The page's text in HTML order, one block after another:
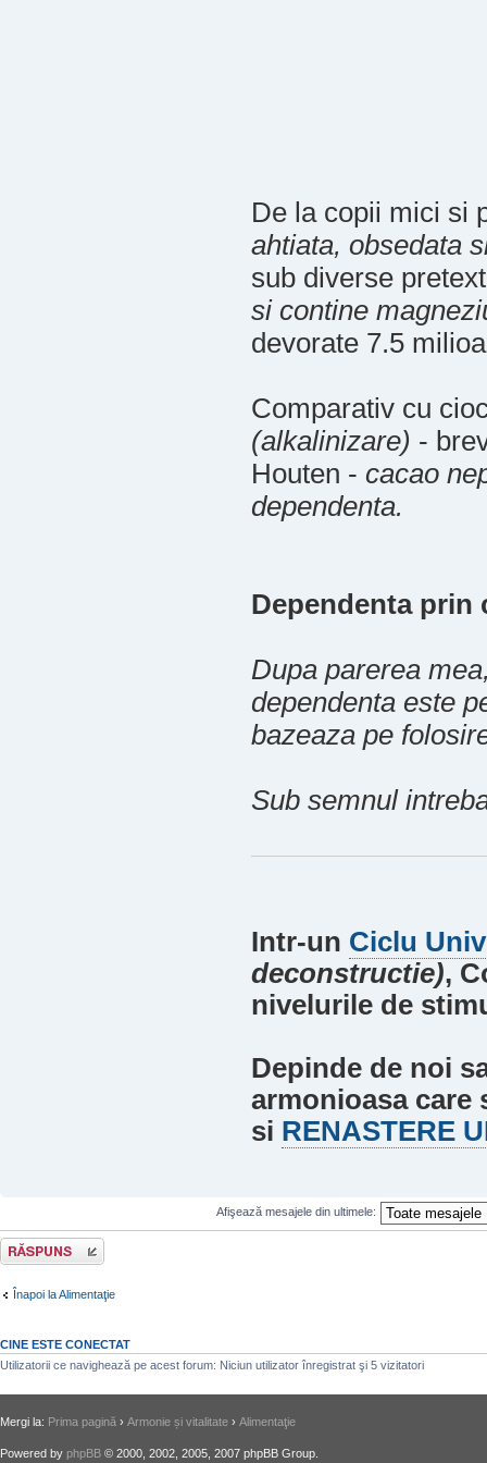
De la copii mici si
ahtiata, obsedata
sub diverse
si contine
devorate 7.5
Comparativ cu
(alkalinizare) -
Houten - cacao
dependenta.
Dependenta prin
Dupa parerea
dependenta este
bazeaza pe
Sub semnul
Intr-un Ciclu
deconstructie),
nivelurile de
Depinde de noi
armonioasa care
si RENASTERE
Afişează mesajele din ultimele:
Răspunde
Înapoi la Alimentaţie
CINE ESTE CONECTAT
Utilizatorii ce navighează pe acest forum: Niciun utilizator înregistrat şi 5 vizitatori
Mergi la: Prima pagină › Armonie și vitalitate › Alimentaţie
Powered by phpBB © 2000, 2002, 2005, 2007 phpBB Group.